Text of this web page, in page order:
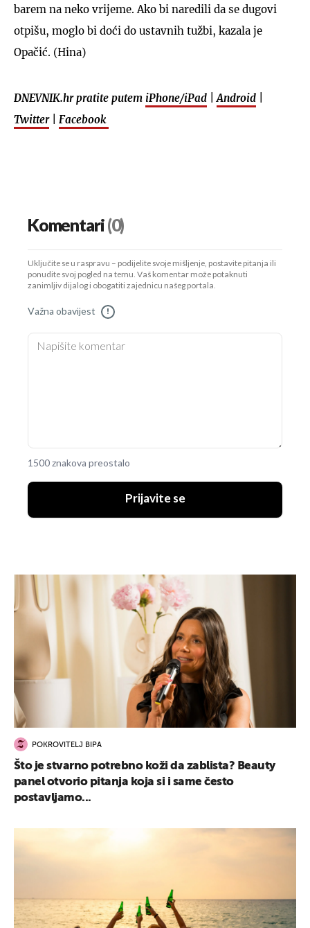
barem na neko vrijeme. Ako bi naredili da se dugovi
otpišu, moglo bi doći do ustavnih tužbi, kazala je
Opačić. (Hina)
DNEVNIK.hr pratite putem iPhone/iPad Android
Twitter| Facebook
Komentari(0)
Uključite se u raspravu – podijelite svoje mišljenje, postavite pitanja ili
ponudite svoj pogled na temu. Vaš komentar može potaknuti
zanimljiv dijalog i obogatiti zajednicu našeg portala.
Važna obavijest !
1500 znakova preostalo
Prijavite se
POKROVITELJ BIPA
Što je stvarno potrebno koži da zablista? Beauty
panel otvorio pitanja koja si i same često
postavljamo...